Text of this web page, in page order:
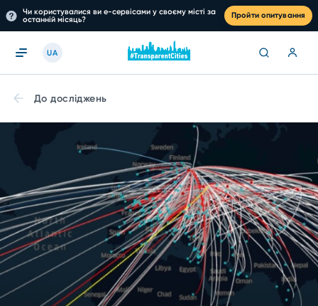
Чи користувалися ви е-сервісами у своєму місті за
останній місяць?
Пройти опитування
UA
До досліджень